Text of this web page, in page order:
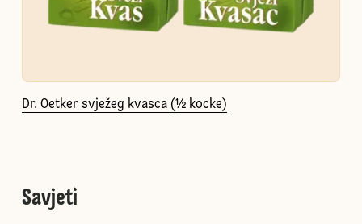
Dr. Oetker svježeg kvasca (½ kocke)
Savjeti